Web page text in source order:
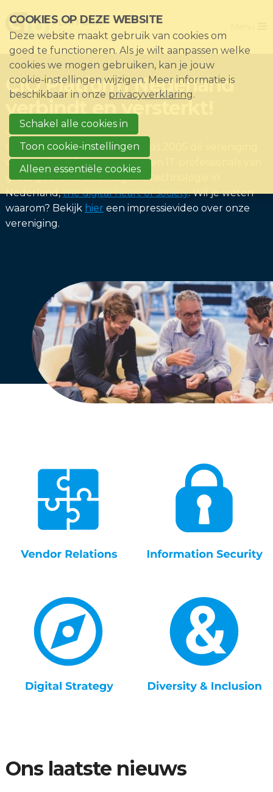
links
over
Direct
naar
het
Direct
naar
de
paginainhoud
CIO Platform Nederland
verbindt en versterkt!
CIO Platform Nederland is sinds 2005 dé vereniging
voor de CIO/CDO, hun 'peers' en IT-professionals van
grote gebruikers van digitale technologie in
Nederland,the digital heart of society. Wil je weten
waarom? Bekijk hier een impressievideo over onze
vereniging.
Ons laatste nieuws
Home
De vereniging
Thema's
Impact
Nieuws & Kennisbank
Events
Lid worden?
Registreren
Engels
Nederlands
COOKIES OP DEZE WEBSITE
Deze website maakt gebruik van cookies om
goed te functioneren. Als je wilt aanpassen welke
cookies we mogen gebruiken, kan je jouw
cookie-instellingen wijzigen. Meer informatie is
beschikbaar in onze privacyverklaring.
Schakel alle cookies in
Toon cookie-instellingen
Alleen essentiële cookies